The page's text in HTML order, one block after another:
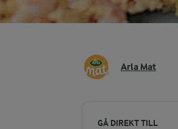
Arla Mat
GÅ DIREKT TILL